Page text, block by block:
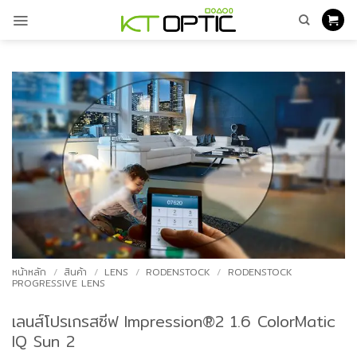
หน้าหลัก / สินค้า / LENS / RODENSTOCK / RODENSTOCK
PROGRESSIVE LENS
เลนส์โปรเกรสซีฟ Impression®2 1.6 ColorMatic
IQ Sun 2